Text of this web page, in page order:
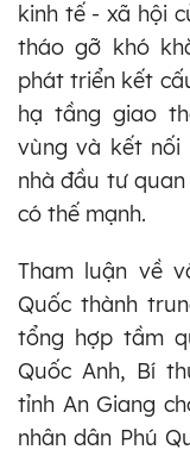
kinh tế - xã hội
tháo gỡ khó
phát triển kết
hạ tầng giao
vùng và kết nối
nhà đầu tư
có thế mạnh.
Tham luận về
Quốc thành
tổng hợp tầm
Quốc Anh, Bí
tỉnh An Giang
nhân dân Phú